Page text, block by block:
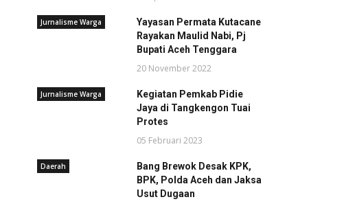
Jurnalisme Warga
Yayasan Permata Kutacane
Rayakan Maulid Nabi, Pj
Bupati Aceh Tenggara
20 November 2022
Jurnalisme Warga
Kegiatan Pemkab Pidie
Jaya di Tangkengon Tuai
Protes
05 Februari 2023
Daerah
Bang Brewok Desak KPK,
BPK, Polda Aceh dan Jaksa
Usut Dugaan